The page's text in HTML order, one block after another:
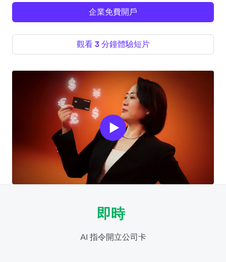
企業免費開戶
觀看 3 分鐘體驗短片
即時
AI 指令開立公司卡